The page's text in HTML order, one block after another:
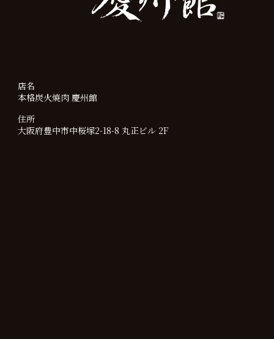
店名
本格炭火焼肉 慶州館
住所
大阪府豊中市中桜塚2-18-8 丸正ビル 2F